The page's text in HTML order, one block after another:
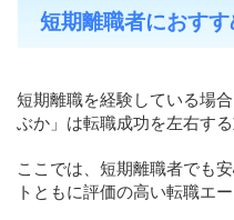
短期離職者におす
短期離職を経験している場
ぶか」は転職成功を左右す
ここでは、短期離職者でも
トともに評価の高い転職エ